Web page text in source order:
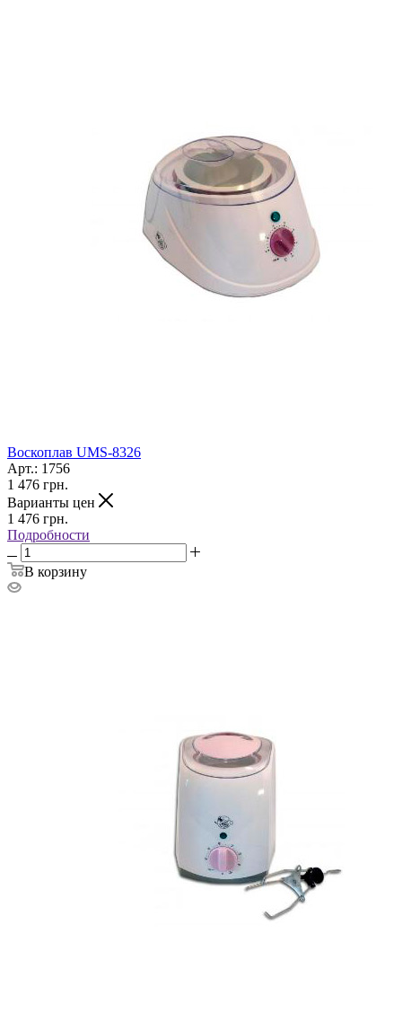
Воскоплав UMS-8326
Арт.: 1756
1 476 грн.
Варианты цен
1 476 грн.
Подробности
В корзину